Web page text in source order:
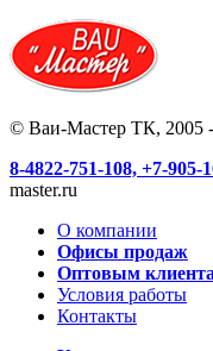
© Ваи-Мастер ТК, 2005
8-4822-751-108, +7-905-
master.ru
О компании
Офисы продаж
Оптовым
Условия работы
Контакты